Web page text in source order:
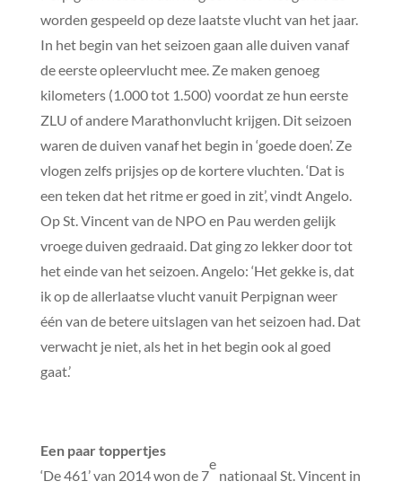
worden gespeeld op deze laatste vlucht van het jaar.
In het begin van het seizoen gaan alle duiven vanaf
de eerste opleervlucht mee. Ze maken genoeg
kilometers (1.000 tot 1.500) voordat ze hun eerste
ZLU of andere Marathonvlucht krijgen. Dit seizoen
waren de duiven vanaf het begin in ‘goede doen’. Ze
vlogen zelfs prijsjes op de kortere vluchten. ‘Dat is
een teken dat het ritme er goed in zit’, vindt Angelo.
Op St. Vincent van de NPO en Pau werden gelijk
vroege duiven gedraaid. Dat ging zo lekker door tot
het einde van het seizoen. Angelo: ‘Het gekke is, dat
ik op de allerlaatse vlucht vanuit Perpignan weer
één van de betere uitslagen van het seizoen had. Dat
verwacht je niet, als het in het begin ook al goed
gaat.’
Een paar toppertjes
‘De 461’ van 2014 won de 7
e
nationaal St. Vincent in